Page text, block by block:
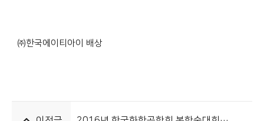
㈜한국에이티아이 배상